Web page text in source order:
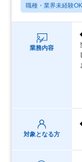
職種・業界未経験OK
業務内容
対象となる方